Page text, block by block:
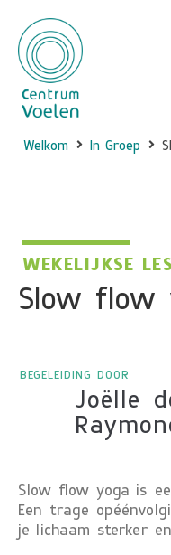
Welkom In Groep
WEKELIJKSE LES
Slow flow
BEGELEIDING DOOR
Joëlle
Slow flow yoga is
Een trage
je lichaam sterker